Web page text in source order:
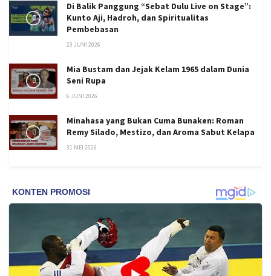
Di Balik Panggung “Sebat Dulu Live on Stage”:
Kunto Aji, Hadroh, dan Spiritualitas
Pembebasan
23 JUNI 2026
Mia Bustam dan Jejak Kelam 1965 dalam Dunia
Seni Rupa
6 JUNI 2026
Minahasa yang Bukan Cuma Bunaken: Roman
Remy Silado, Mestizo, dan Aroma Sabut Kelapa
31 MEI 2026